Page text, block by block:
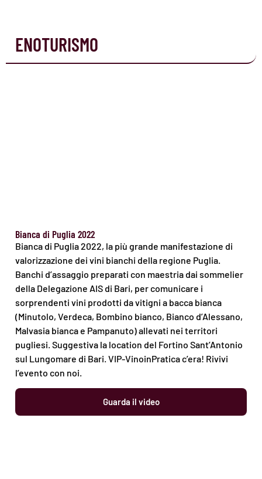
ENOTURISMO
Bianca di Puglia 2022
Bianca di Puglia 2022, la più grande manifestazione di
valorizzazione dei vini bianchi della regione Puglia.
Banchi d’assaggio preparati con maestria dai sommelier
della Delegazione AIS di Bari, per comunicare i
sorprendenti vini prodotti da vitigni a bacca bianca
(Minutolo, Verdeca, Bombino bianco, Bianco d’Alessano,
Malvasia bianca e Pampanuto) allevati nei territori
pugliesi. Suggestiva la location del Fortino Sant’Antonio
sul Lungomare di Bari. VIP-VinoinPratica c’era! Rivivi
l’evento con noi.
Guarda il video